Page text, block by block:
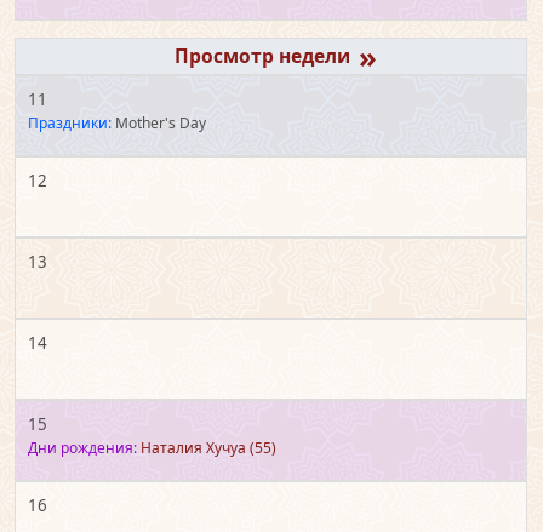
»
11
Праздники: Mother's Day
12
13
14
15
Дни рождения: Наталия Хучуа (55)
16